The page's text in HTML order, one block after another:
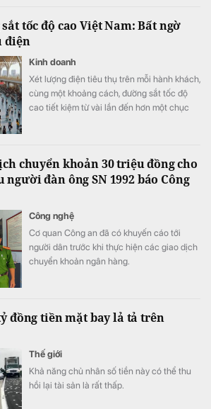
tốc độ cao Việt Nam: Bất ngờ
điện
Kinh doanh
Xét lượng điện tiêu thụ trên mỗi hành khách,
cùng một khoảng cách, đường sắt tốc độ
cao tiết kiệm từ vài lần đến hơn một chục
chuyển khoản 30 triệu đồng cho
người đàn ông SN 1992 báo Công
Công nghệ
Cơ quan Công an đã có khuyến cáo tới
người dân trước khi thực hiện các giao dịch
chuyển khoản ngân hàng.
đồng tiền mặt bay lả tả trên
Thế giới
Khả năng chủ nhân số tiền này có thể thu
hồi lại tài sản là rất thấp.